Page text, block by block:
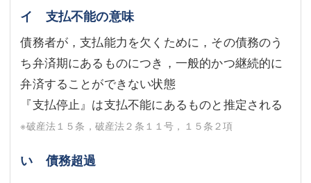
イ 支払不能の意味
債務者が，支払能力を欠くために，その債務のう
ち弁済期にあるものにつき，一般的かつ継続的に
弁済することができない状態
『支払停止』は支払不能にあるものと推定される
※破産法１５条，破産法２条１１号，１５条２項
い 債務超過